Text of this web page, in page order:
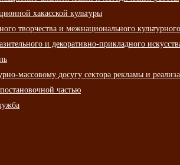
хакасской культуры
творчества и межнационального
и декоративно-прикладного
массовому досугу сектора рекламы и
частью